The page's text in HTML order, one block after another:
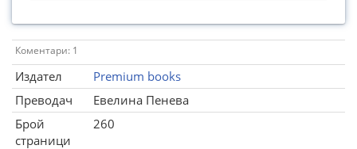
Коментари: 1
Издател
Premium books
Преводач
Евелина Пенева
Брой
страници
260